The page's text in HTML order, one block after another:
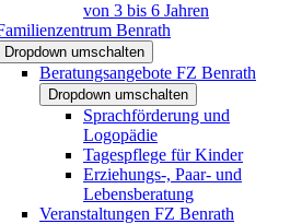
von 3 bis 6 Jahren
Benrath
Dropdown umschalten
Beratungsangebote FZ Benrath
Dropdown umschalten
Sprachförderung und
Logopädie
Tagespflege für Kinder
Erziehungs-, Paar- und
Lebensberatung
Veranstaltungen FZ Benrath